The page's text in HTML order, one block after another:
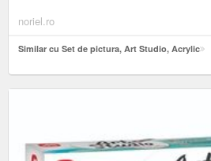
noriel.ro
Similar cu Set de pictura, Art Studio, Acrylic